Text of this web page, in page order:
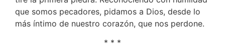
que somos pecadores, pidamos a Dios, desde lo
más íntimo de nuestro corazón, que nos perdone.
* * *